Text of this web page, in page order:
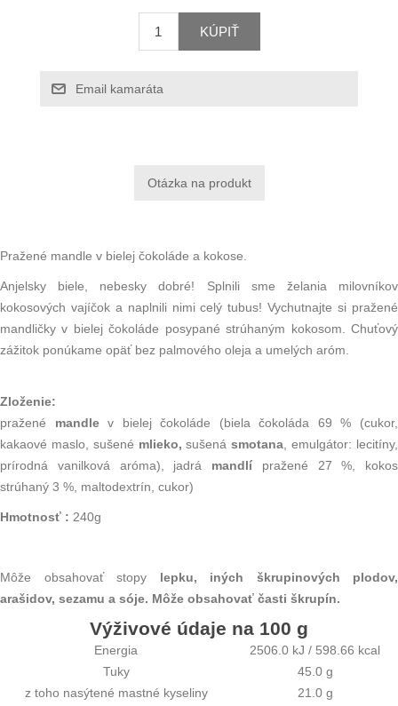
KÚPIŤ
Email kamaráta
Pražené mandle v bielej čokoláde a kokose.
Anjelsky biele, nebesky dobré! Splnili sme želania milovníkov
kokosových vajíčok a naplnili nimi celý tubus! Vychutnajte si pražené
mandličky v bielej čokoláde posypané strúhaným kokosom. Chuťový
zážitok ponúkame opäť bez palmového oleja a umelých aróm.
Zloženie:
pražené mandlev bielej čokoláde (biela čokoláda 69 % (cukor,
kakaové maslo, sušené mlieko, sušenásmotana, emulgátor: lecitíny,
prírodná vanilková aróma), jadrá mandlí
pražené 27 %, kokos
strúhaný 3 %, maltodextrín, cukor)
Hmotnosť : 240g
Môže obsahovať stopy lepku, iných škrupinových plodov,
arašidov, sezamu a sóje. Môže obsahovať časti škrupín.
Výživové údaje na 100 g
Energia
2506.0 kJ / 598.66 kcal
Tuky
45.0 g
z toho nasýtené mastné kyseliny
21.0 g